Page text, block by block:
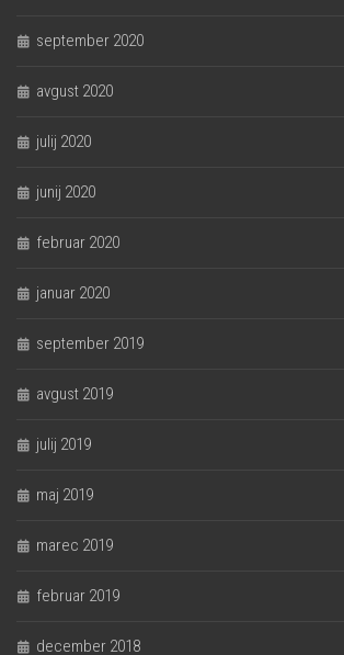
september 2020
avgust 2020
julij 2020
junij 2020
februar 2020
januar 2020
september 2019
avgust 2019
julij 2019
maj 2019
marec 2019
februar 2019
december 2018